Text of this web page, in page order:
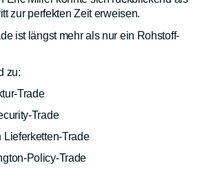
zur perfekten Zeit erweisen.
ist längst mehr als nur ein Rohstoff-
zu:
Trade
Trade
Trade
Policy-Trade